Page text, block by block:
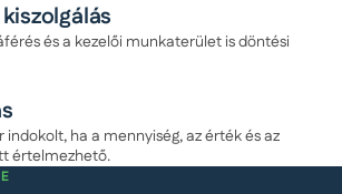
és a kezelői munkaterület is döntési
ha a mennyiség, az érték és az
értelmezhető.